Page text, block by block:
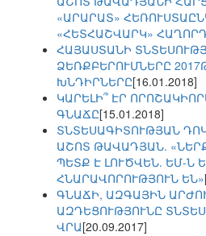
«ԱՐԱՐԱՏ»
«ՀԵՏՀԱՇՎԱՐԿ»
ՀԱՅԱՍՏԱՆԻ
ՁԵՌՔԲԵՐՈՒՄՆԵՐԸ
ԽՆԴԻՐՆԵՐԸ[16.01.2018]
ԿԱՐԵԼԻ՞ ԷՐ
ԳՆԱՃԸ[15.01.2018]
ՏՆՏԵՍԱԳԻՏՈՒԹՅԱՆ
ԱՇՈՏ ԹԱՎԱԴՅԱՆ.
ՊԵՏՔ Է ԼՈՒԾՎԵՆ. ԵՄ-Ն
ՀՆԱՐԱՎՈՐՈՒԹՅՈՒՆ ԵՆ»
ԳՆԱՃԻ, ԱԶԳԱՅԻՆ
ԱԶԴԵՑՈՒԹՅՈՒՆԸ
ՎՐԱ[20.09.2017]